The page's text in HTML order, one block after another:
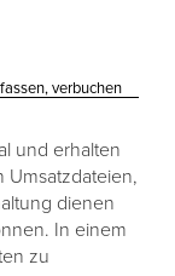
verbuchen
und erhalten
Umsatzdateien,
dienen
In einem
zu